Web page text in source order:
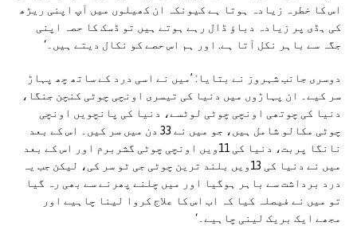
اس کا خطرہ زیادہ ہوتا ہے کیونکہ ان کھیلوں میں آپ اپنی ریڑھ
کی ہڈی پر زیادہ دباؤ ڈال رہے ہوتے ہیں تو ڈسک کا حصہ اپنی
جگہ سے باہر نکل آتا ہے. اور ہم اس حصے کو نکال دیتے ہیں۔‘
دوسری جانب شہروز نے بتایا: ’میں نے اسی درد کے ساتھ چھ پہاڑ
سر کیے۔ ان پہاڑوں میں دنیا کی تیسری اونچی چوٹی کنچن جنگا،
دنیا کی چوتھی اونچی چوٹی لوٹسے، دنیا کی پانچویں اونچی
چوٹی مکالو شامل ہیں، جو میں نے 33 دن میں سر کیں۔ اس کے بعد
نانگا پربت، دنیا کی 11ویں اونچی چوٹی گشربرم اور اس کے بعد
میں نے دنیا کی 13ویں بلند ترین چوٹی جی ٹو سر کی، لیکن جب یہ
درد برداشت سے باہر ہوگیا اور میں چلنے پھرنے سے بھی رہ گیا
تو میں نے فیصلہ کیا کہ اب اس کا علاج کروا لینا چاہیے اور
مجھے ایک بریک لینی چاہیے۔‘